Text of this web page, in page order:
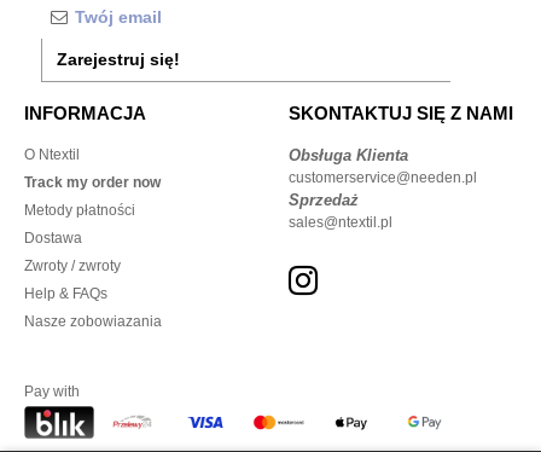
Zarejestruj się!
INFORMACJA
O Ntextil
Track my order now
Metody płatności
Dostawa
Zwroty / zwroty
Help & FAQs
Nasze zobowiazania
SKONTAKTUJ SIĘ Z NAMI
Obsługa Klienta
customerservice@needen.pl
Sprzedaż
sales@ntextil.pl
Pay with